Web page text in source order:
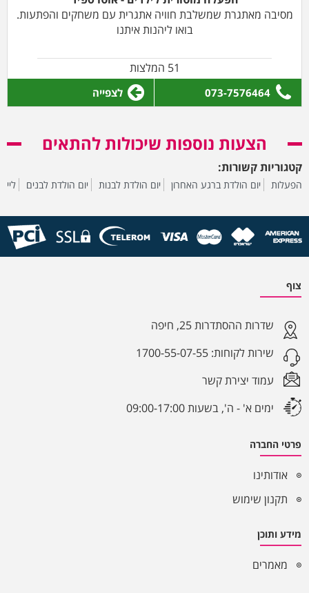
מסיבה מאתגרת שמשלבת חוויה אתגרית עם משחקים והפתעות.
בואו ליהנות איתנו
51 המלצות
073-7576464 לצפייה
הצעות נוספות שיכולות להתאים
קטגוריות קשורות:
הפעלות יום הולדת ברגע האחרון יום הולדת לבנות יום הולדת לבנים
צוף
שדרות ההסתדרות 25, חיפה
שירות לקוחות: 1700-55-07-55
עמוד יצירת קשר
ימים א' - ה', בשעות 09:00-17:00
פרטי החברה
אודותינו
תקנון שימוש
מידע ותוכן
מאמרים